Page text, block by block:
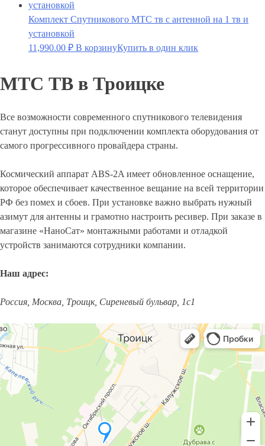
Комплект Спутникового МТС тв с антенной на 1 тв и
установкой
11,990.00 ₽ В корзинуКупить в один клик
МТС ТВ в Троицке
Все возможности современного спутникового телевидения
станут доступны при подключении комплекта оборудования от
самого прогрессивного провайдера страны.
Космический аппарат ABS-2A имеет обновленное оснащение,
которое обеспечивает качественное вещание на всей территории
РФ без помех и сбоев. При установке важно выбрать нужный
азимут для антенны и грамотно настроить ресивер. При заказе в
магазине «НаноСат» монтажными работами и отладкой
устройств занимаются сотрудники компании.
Наш адрес:
Россия, Москва, Троицк, Сиреневый бульвар, 1с1